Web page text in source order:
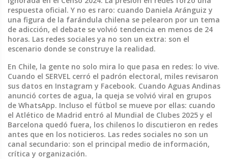
respuesta oficial. Y no es raro: cuando Daniela Aránguiz y
una figura de la farándula chilena se pelearon por un tema
de adicción, el debate se volvió tendencia en menos de 24
horas. Las redes sociales ya no son un extra: son el
escenario donde se construye la realidad.
En Chile, la gente no solo mira lo que pasa en redes: lo vive.
Cuando el SERVEL cerró el padrón electoral, miles revisaron
sus datos en Instagram y Facebook. Cuando Aguas Andinas
anunció cortes de agua, la queja se volvió viral en grupos
de WhatsApp. Incluso el fútbol se mueve por ellas: cuando
el Atlético de Madrid entró al Mundial de Clubes 2025 y el
Barcelona quedó fuera, los chilenos lo discutieron en redes
antes que en los noticieros. Las redes sociales no son un
canal secundario: son el principal medio de información,
crítica y organización.